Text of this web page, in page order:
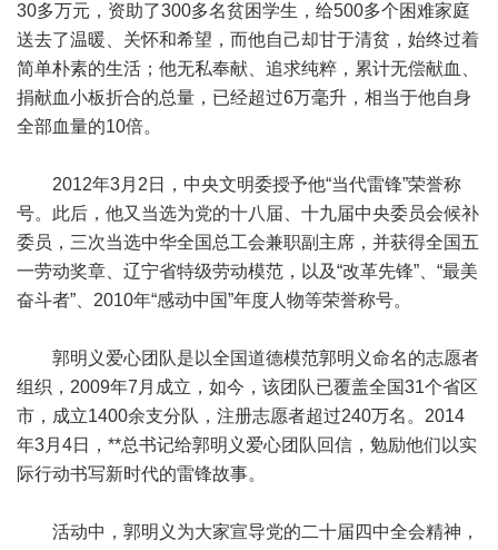
30多万元，资助了300多名贫困学生，给500多个困难家庭
送去了温暖、关怀和希望，而他自己却甘于清贫，始终过着
简单朴素的生活；他无私奉献、追求纯粹，累计无偿献血、
捐献血小板折合的总量，已经超过6万毫升，相当于他自身
全部血量的10倍。
2012年3月2日，中央文明委授予他“当代雷锋”荣誉称
号。此后，他又当选为党的十八届、十九届中央委员会候补
委员，三次当选中华全国总工会兼职副主席，并获得全国五
一劳动奖章、辽宁省特级劳动模范，以及“改革先锋”、“最美
奋斗者”、2010年“感动中国”年度人物等荣誉称号。
郭明义爱心团队是以全国道德模范郭明义命名的志愿者
组织，2009年7月成立，如今，该团队已覆盖全国31个省区
市，成立1400余支分队，注册志愿者超过240万名。2014
年3月4日，**总书记给郭明义爱心团队回信，勉励他们以实
际行动书写新时代的雷锋故事。
活动中，郭明义为大家宣导党的二十届四中全会精神，